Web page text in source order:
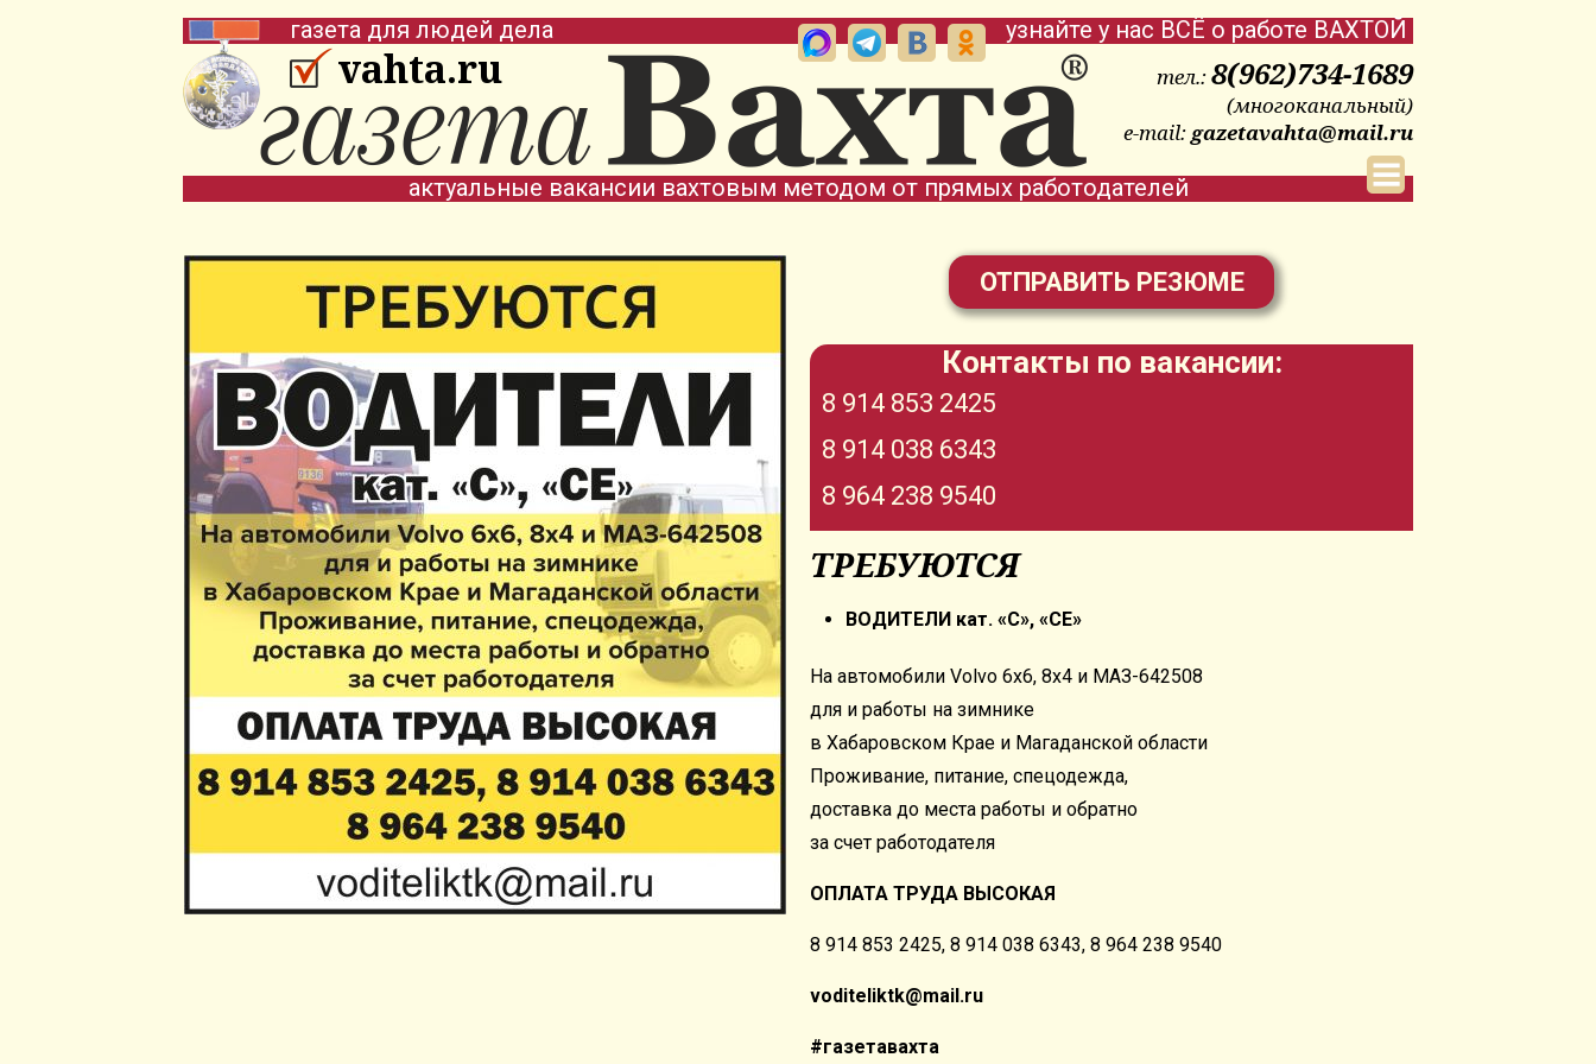
vahta.ru
газета для людей дела узнайте у нас ВСЁ о работе ВАХТОЙ
актуальные вакансии вахтовым методом от прямых работодателей
тел.:8(962)734-1689
(многоканальный)
e-mail: gazetavahta@mail.ru
ОТПРАВИТЬ РЕЗЮМЕ
Контакты по вакансии:
8 914 853 2425
8 914 038 6343
8 964 238 9540
ТРЕБУЮТСЯ
ВОДИТЕЛИ кат. «С», «СЕ»
На автомобили Volvo 6х6, 8х4 и МАЗ-642508
для и работы на зимнике
в Хабаровском Крае и Магаданской области
Проживание, питание, спецодежда,
доставка до места работы и обратно
за счет работодателя
ОПЛАТА ТРУДА ВЫСОКАЯ
8 914 853 2425, 8 914 038 6343, 8 964 238 9540
voditeliktk@mail.ru
#газетавахта